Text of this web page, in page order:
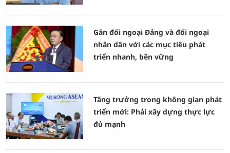
Gắn đối ngoại Đảng và đối ngoại
nhân dân với các mục tiêu phát
triển nhanh, bền vững
Tăng trưởng trong không gian phát
triển mới: Phải xây dựng thực lực
đủ mạnh